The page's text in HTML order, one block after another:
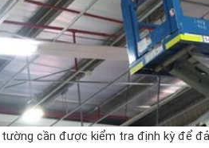
cần được kiểm tra định kỳ để